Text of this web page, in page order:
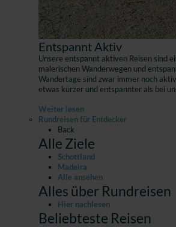
Entspannt Aktiv
Unsere entspannt aktiven Reisen sind
malerischen Wanderwegen und
Wandertage sind zwar immer noch
etwas kürzer und entspannter als bei
Weiter lesen
Rundreisen für Entdecker
Back
Alle Ziele
Schottland
Madeira
Alle ansehen
Alles über Rundreisen
Hier nachlesen
Beliebteste Reisen